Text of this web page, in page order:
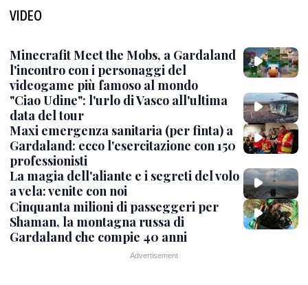
VIDEO
Minecrafit Meet the Mobs, a Gardaland
l'incontro con i personaggi del
videogame più famoso al mondo
"Ciao Udine": l'urlo di Vasco all'ultima
data del tour
Maxi emergenza sanitaria (per finta) a
Gardaland: ecco l'esercitazione con 150
professionisti
La magia dell'aliante e i segreti del volo
a vela: venite con noi
Cinquanta milioni di passeggeri per
Shaman, la montagna russa di
Gardaland che compie 40 anni